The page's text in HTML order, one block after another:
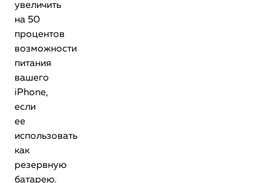
увеличить
на 50
процентов
возможности
питания
вашего
iPhone,
если
ее
использовать
как
резервную
батарею.